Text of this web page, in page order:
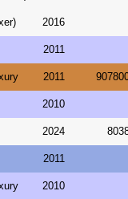
2016
2011
2011
2010
2024
2011
2010